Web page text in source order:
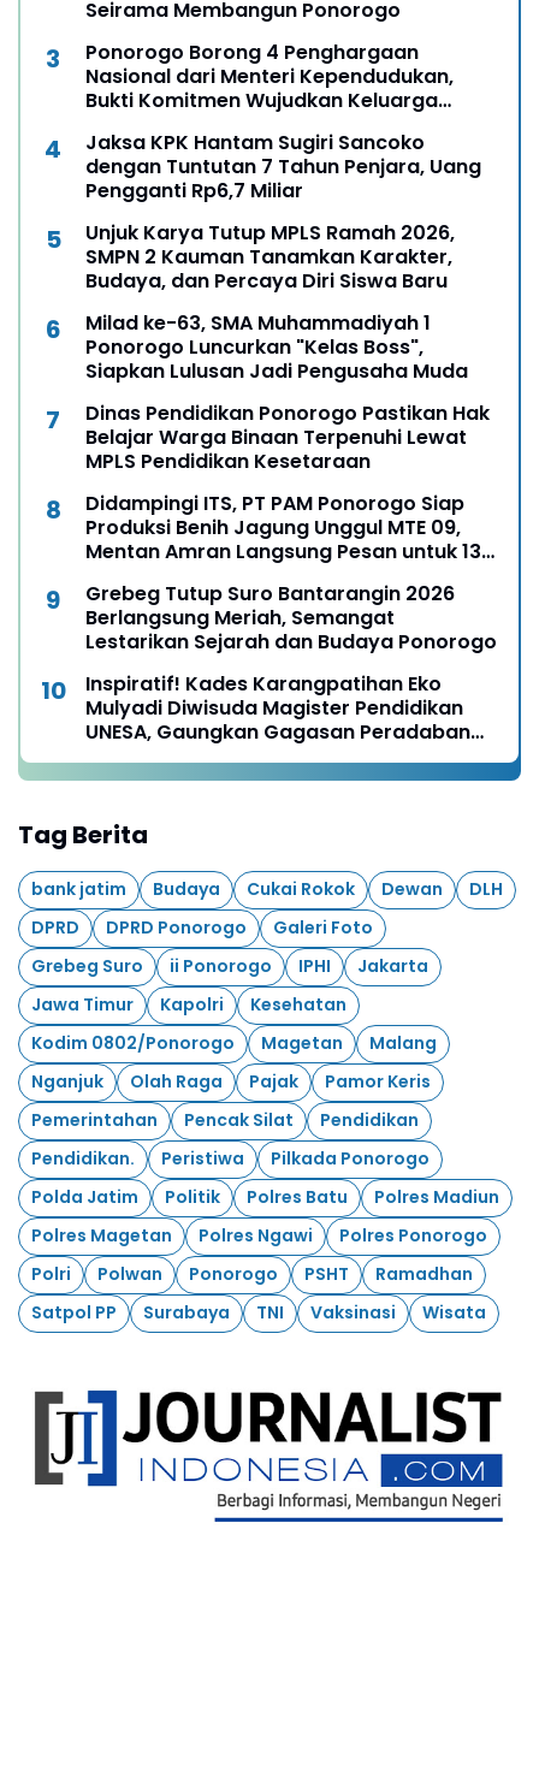
Seirama Membangun Ponorogo
Ponorogo Borong 4 Penghargaan
Nasional dari Menteri Kependudukan,
Bukti Komitmen Wujudkan Keluarga
Jaksa KPK Hantam Sugiri Sancoko
dengan Tuntutan 7 Tahun Penjara, Uang
Pengganti Rp6,7 Miliar
Unjuk Karya Tutup MPLS Ramah 2026,
SMPN 2 Kauman Tanamkan Karakter,
Budaya, dan Percaya Diri Siswa Baru
Milad ke-63, SMA Muhammadiyah 1
Ponorogo Luncurkan "Kelas Boss",
Siapkan Lulusan Jadi Pengusaha Muda
Dinas Pendidikan Ponorogo Pastikan Hak
Belajar Warga Binaan Terpenuhi Lewat
MPLS Pendidikan Kesetaraan
Didampingi ITS, PT PAM Ponorogo Siap
Produksi Benih Jagung Unggul MTE 09,
Mentan Amran Langsung Pesan untuk 13
Grebeg Tutup Suro Bantarangin 2026
Berlangsung Meriah, Semangat
Lestarikan Sejarah dan Budaya Ponorogo
Inspiratif! Kades Karangpatihan Eko
Mulyadi Diwisuda Magister Pendidikan
UNESA, Gaungkan Gagasan Peradaban
dari Desa
Tag Berita
bank jatim Budaya Cukai Rokok Dewan
DLH
DPRD
DPRD Ponorogo
Galeri Foto
Grebeg Suro
ii Ponorogo IPHI
Jakarta
Jawa Timur
Kapolri
Kesehatan
Kodim 0802/Ponorogo
Magetan
Malang
Nganjuk
Olah Raga Pajak
Pamor Keris
Pemerintahan
Pencak Silat
Pendidikan
Pendidikan.
Peristiwa
Pilkada Ponorogo
Polda Jatim
Politik Polres Batu
Polres Madiun
Polres Magetan
Polres Ngawi
Polres Ponorogo
Polri
Polwan Ponorogo PSHT
Ramadhan
Satpol PP
Surabaya TNI Vaksinasi Wisata